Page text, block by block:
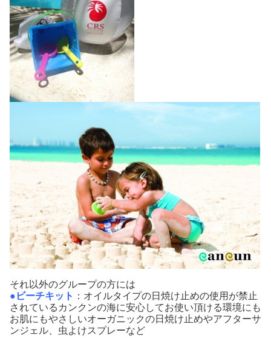
それ以外のグループの方には
●ビーチキット ：オイルタイプの日焼け止めの使用が禁止
されているカンクンの海に安心してお使い頂ける環境にも
お肌にもやさしいオーガニックの日焼け止めやアフターサ
ンジェル、虫よけスプレーなど